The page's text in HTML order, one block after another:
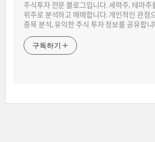
주식투자 전문 블로그입니다. 세력주, 테마주
위주로 분석하고 매매합니다. 개인적인 관점
종목 분석, 유익한 주식 투자 정보를 공유합니
구독하기